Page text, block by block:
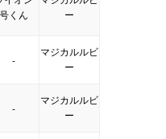
号くん
ー
-
マジカルルビ
ー
-
マジカルルビ
ー